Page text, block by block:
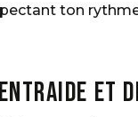
ton
et